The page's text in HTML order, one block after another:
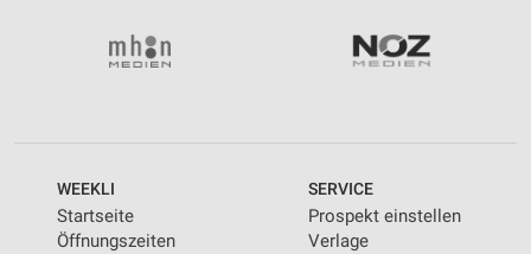
WEEKLI
Startseite
Öffnungszeiten
SERVICE
Prospekt einstellen
Verlage
Performance